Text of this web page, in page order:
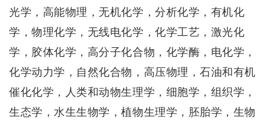
光学，高能物理，无机化学，分析化学，有机化
学，物理化学，无线电化学，化学工艺，激光化
学，胶体化学，高分子化合物，化学酶，电化学，
化学动力学，自然化合物，高压物理，石油和有机
催化化学，人类和动物生理学，细胞学，组织学，
生态学，水生生物学，植物生理学，胚胎学，生物